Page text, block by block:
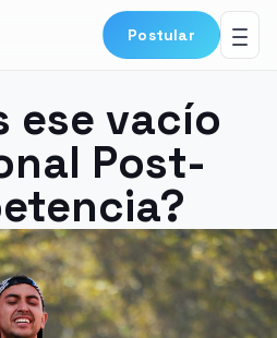
Postular
ese vacío
Post-